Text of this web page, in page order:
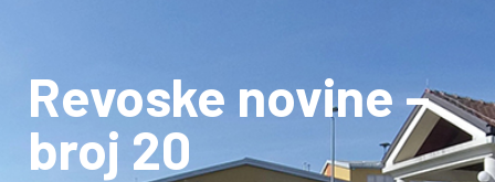
Revoske novine –
broj 20